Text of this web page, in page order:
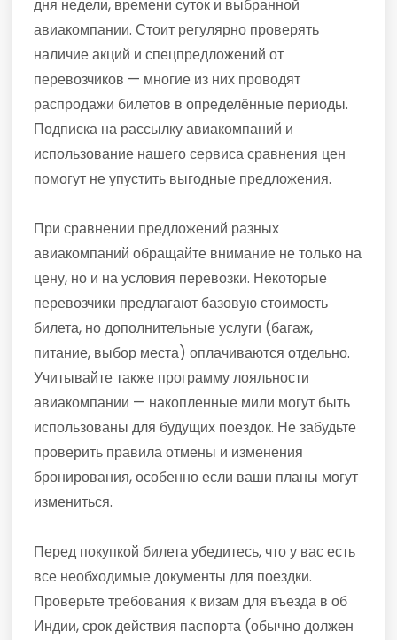
дня недели, времени суток и выбранной
авиакомпании. Стоит регулярно проверять
наличие акций и спецпредложений от
перевозчиков — многие из них проводят
распродажи билетов в определённые периоды.
Подписка на рассылку авиакомпаний и
использование нашего сервиса сравнения цен
помогут не упустить выгодные предложения.
При сравнении предложений разных
авиакомпаний обращайте внимание не только на
цену, но и на условия перевозки. Некоторые
перевозчики предлагают базовую стоимость
билета, но дополнительные услуги (багаж,
питание, выбор места) оплачиваются отдельно.
Учитывайте также программу лояльности
авиакомпании — накопленные мили могут быть
использованы для будущих поездок. Не забудьте
проверить правила отмены и изменения
бронирования, особенно если ваши планы могут
измениться.
Перед покупкой билета убедитесь, что у вас есть
все необходимые документы для поездки.
Проверьте требования к визам для въезда в об
Индии, срок действия паспорта (обычно должен